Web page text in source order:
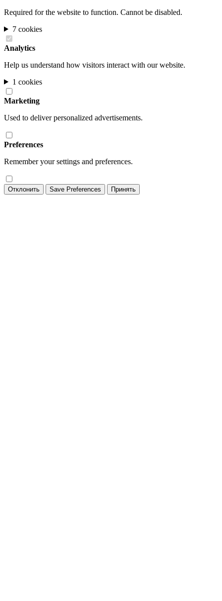
Required for the website to function. Cannot be disabled.
7 cookies
Analytics
Help us understand how visitors interact with our website.
1 cookies
Marketing
Used to deliver personalized advertisements.
Preferences
Remember your settings and preferences.
Отклонить Save Preferences Принять